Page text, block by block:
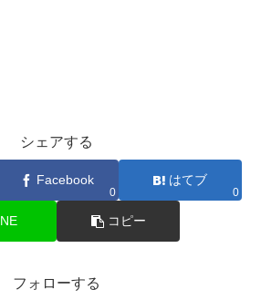
シェアする
Facebook
0
はてブ
0
コピー
フォローする